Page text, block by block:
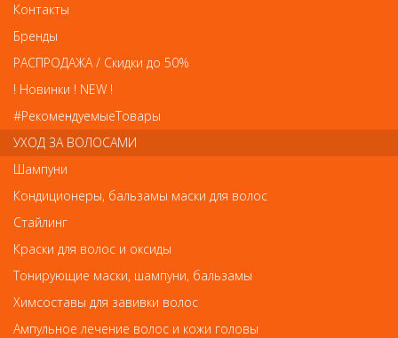
SEO
Кисть для дизайна №9 Detail S Synthetic ANR
Кисть для дизайна №9 Detail S Synthetic ANR
Арт.0175
77
Контакты
Бренды
РАСПРОДАЖА / Скидки до 50%
! Новинки ! NEW !
#РекомендуемыеТовары
УХОД ЗА ВОЛОСАМИ
Шампуни
Кондиционеры, бальзамы маски для волос
Стайлинг
Краски для волос и оксиды
Тонирующие маски, шампуни, бальзамы
Химсоставы для завивки волос
Ампульное лечение волос и кожи головы